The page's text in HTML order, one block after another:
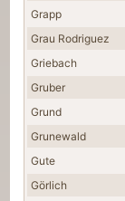
Grapp
Grau Rodriguez
Griebach
Gruber
Grund
Grunewald
Gute
Görlich